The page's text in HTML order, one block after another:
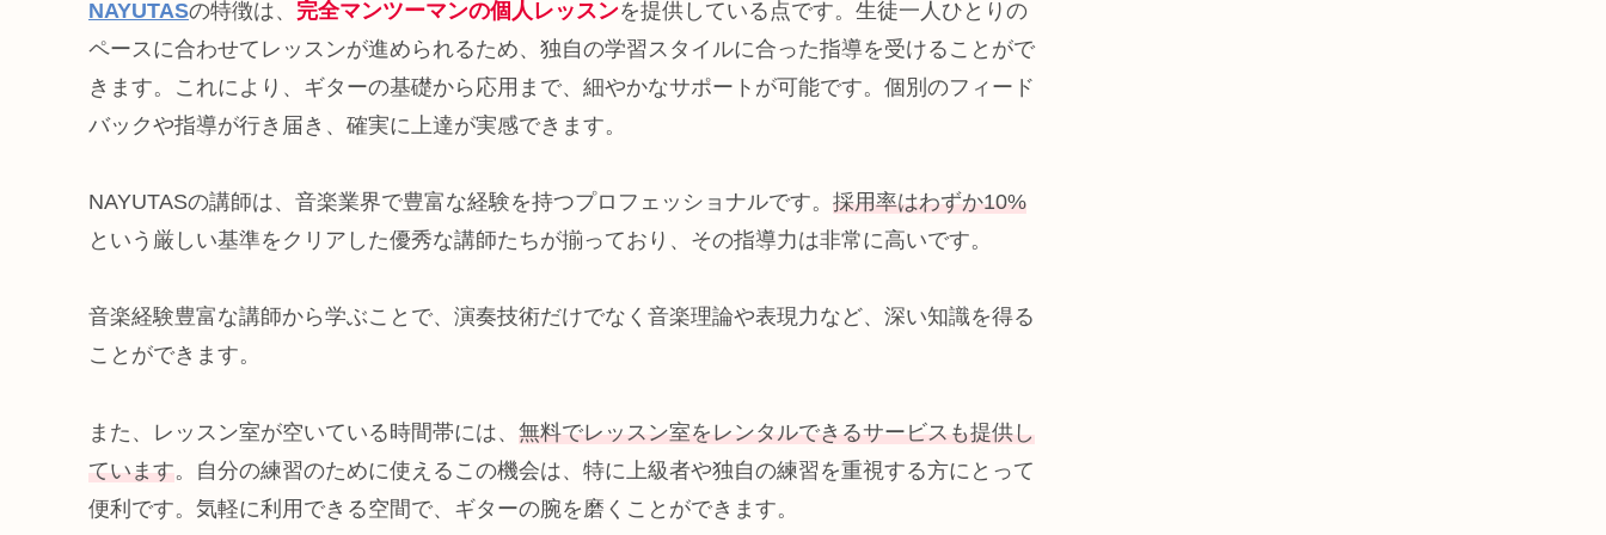
NAYUTASの特徴は、 完全マンツーマンの個人レッスンを提供している点です。生徒一人ひとりの
ペースに合わせてレッスンが進められるため、独自の学習スタイルに合った指導を受けることがで
きます。これにより、ギターの基礎から応用まで、細やかなサポートが可能です。個別のフィード
バックや指導が行き届き、確実に上達が実感できます。
NAYUTASの講師は、音楽業界で豊富な経験を持つプロフェッショナルです。 採用率はわずか10%
という厳しい基準をクリアした優秀な講師たちが揃っており、その指導力は非常に高いです。
音楽経験豊富な講師から学ぶことで、演奏技術だけでなく音楽理論や表現力など、深い知識を得る
ことができます。
また、レッスン室が空いている時間帯には、 無料でレッスン室をレンタルできるサービスも提供し
ています。自分の練習のために使えるこの機会は、特に上級者や独自の練習を重視する方にとって
便利です。気軽に利用できる空間で、ギターの腕を磨くことができます。